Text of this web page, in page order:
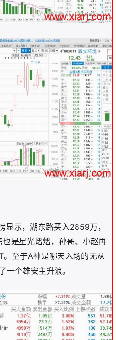
显示，湖东路买入2859万，
是星光熠熠，孙哥、小赵再
至于A神是哪天入场的无从
一个雄安主升浪。